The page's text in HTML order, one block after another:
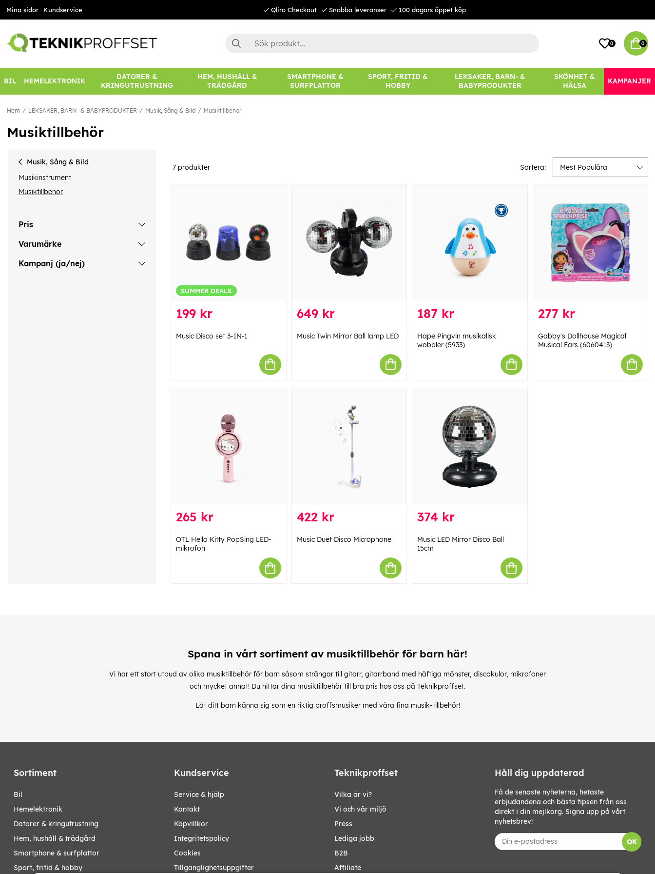
Mina sidor Kundservice Qliro Checkout Snabba leveranser 100 dagars öppet köp
0 0
BIL HEMELEKTRONIK
DATORER &
KRINGUTRUSTNING
HEM, HUSHÅLL &
TRÄDGÅRD
SMARTPHONE &
SURFPLATTOR
SPORT, FRITID &
HOBBY
LEKSAKER, BARN- &
BABYPRODUKTER
SKÖNHET &
HÄLSA
KAMPANJER
Hem LEKSAKER, BARN- & BABYPRODUKTER Musik, Sång & Bild Musiktillbehör
Musiktillbehör
Musik, Sång & Bild
Musikinstrument
Musiktillbehör
Pris
Varumärke
Kampanj (ja/nej)
7 produkter Sortera: Mest Populära
SUMMER DEALS
199 kr
Music Disco set 3-IN-1
649 kr
Music Twin Mirror Ball lamp LED
187 kr
Hape Pingvin musikalisk
wobbler (5933)
277 kr
Gabby's Dollhouse Magical
Musical Ears (6060413)
265 kr
OTL Hello Kitty PopSing LED-
mikrofon
422 kr
Music Duet Disco Microphone
374 kr
Music LED Mirror Disco Ball
15cm
Spana in vårt sortiment av musiktillbehör för barn här!
Vi har ett stort utbud av olika musiktillbehör för barn såsom strängar till gitarr, gitarrband med häftiga mönster, discokulor, mikrofoner
och mycket annat! Du hittar dina musiktillbehör till bra pris hos oss på Teknikproffset.
Låt ditt barn känna sig som en riktig proffsmusiker med våra fina musik-tillbehör!
Sortiment
bil
hemelektronik
datorer & kringutrustning
hem, hushåll & trädgård
smartphone & surfplattor
sport, fritid & hobby
Kundservice
Service & hjälp
Kontakt
Köpvillkor
Integritetspolicy
Cookies
Tillgänglighetsuppgifter
Teknikproffset
Vilka är vi?
Vi och vår miljö
Press
Lediga jobb
B2B
Affiliate
Håll dig uppdaterad
Få de senaste nyheterna, hetaste
erbjudandena och bästa tipsen från oss
direkt i din mejlkorg. Signa upp på vårt
nyhetsbrev!
OK